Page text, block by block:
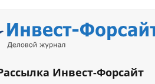
Инвест-Форсайт